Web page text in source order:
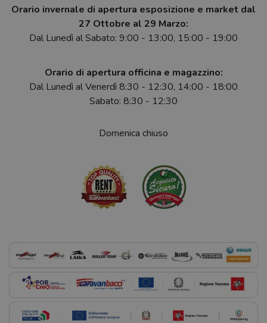
Orario invernale di apertura esposizione e market dal
27 Ottobre al 29 Marzo:
Dal Lunedì al Sabato: 9:00 - 13:00, 15:00 - 19:00
Orario di apertura officina e magazzino:
Dal Lunedì al Venerdì 8:30 - 12:30, 14:00 - 18:00
Sabato: 8:30 - 12:30
Domenica chiuso